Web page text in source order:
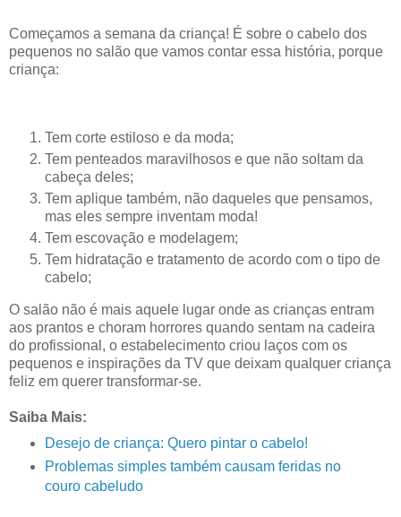
Começamos a semana da criança! É sobre o cabelo dos
pequenos no salão que vamos contar essa história, porque
criança:
Tem corte estiloso e da moda;
Tem penteados maravilhosos e que não soltam da
cabeça deles;
Tem aplique também, não daqueles que pensamos,
mas eles sempre inventam moda!
Tem escovação e modelagem;
Tem hidratação e tratamento de acordo com o tipo de
cabelo;
O salão não é mais aquele lugar onde as crianças entram
aos prantos e choram horrores quando sentam na cadeira
do profissional, o estabelecimento criou laços com os
pequenos e inspirações da TV que deixam qualquer criança
feliz em querer transformar-se.
Saiba Mais:
Desejo de criança: Quero pintar o cabelo!
Problemas simples também causam feridas no
couro cabeludo